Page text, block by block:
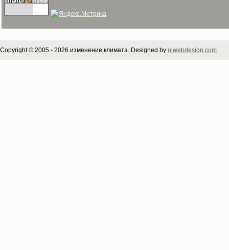
Copyright © 2005 - 2026 изменение климата. Designed by olwebdesign.com